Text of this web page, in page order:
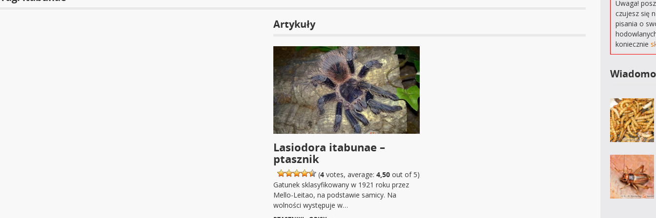
Artykuły
Lasiodora itabunae –
ptasznik
(4 votes, average: 4,50 out of 5)
Gatunek sklasyfikowany w 1921 roku przez
Mello-Leitao, na podstawie samicy. Na
wolności występuje w…
Uwaga!
czujesz się
pisania o
koniecznie